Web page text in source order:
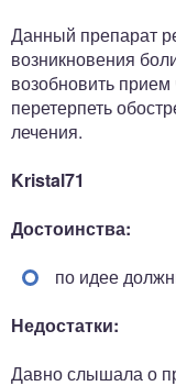
Данный препарат
возникновения
возобновить
перетерпеть
лечения.
Kristal71
Достоинства:
по идее
Недостатки:
Давно слышала о